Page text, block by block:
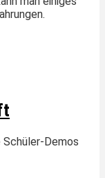
Schüler-Demos